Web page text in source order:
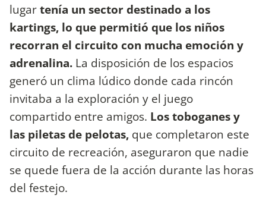
lugartenía un sector destinado a los
kartings, lo que permitió que los niños
recorran el circuito con mucha emoción y
adrenalina. La disposición de los espacios
generó un clima lúdico donde cada rincón
invitaba a la exploración y el juego
compartido entre amigos. Los toboganes y
las piletas de pelotas, que completaron este
circuito de recreación, aseguraron que nadie
se quede fuera de la acción durante las horas
del festejo.